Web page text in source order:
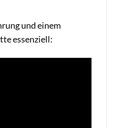
und einem
essenziell: